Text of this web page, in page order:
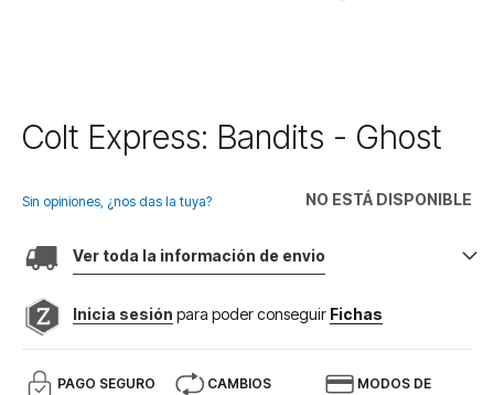
Saltar
al
de
de
imágenes
Colt Express: Bandits - Ghost
NO ESTÁ DISPONIBLE
Sin opiniones, ¿nos das la tuya?
Ver toda la información de envio
Inicia sesión para poder conseguir Fichas
PAGO SEGURO CAMBIOS MODOS DE